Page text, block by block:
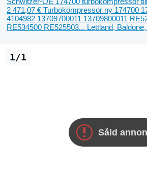
2 471,07 € Turbokompressor ny 174700
4104982 13709700011 13709800011
RE534500 RE525503... Lettland,
Såld
1/1